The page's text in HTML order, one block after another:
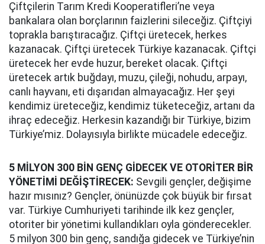
Çiftçilerin Tarım Kredi Kooperatifleri’ne veya
bankalara olan borçlarının faizlerini sileceğiz. Çiftçiyi
toprakla barıştıracağız. Çiftçi üretecek, herkes
kazanacak. Çiftçi üretecek Türkiye kazanacak. Çiftçi
üretecek her evde huzur, bereket olacak. Çiftçi
üretecek artık buğdayı, muzu, çileği, nohudu, arpayı,
canlı hayvanı, eti dışarıdan almayacağız. Her şeyi
kendimiz üreteceğiz, kendimiz tüketeceğiz, artanı da
ihraç edeceğiz. Herkesin kazandığı bir Türkiye, bizim
Türkiye’miz. Dolayısıyla birlikte mücadele edeceğiz.
5 MİLYON 300 BİN GENÇ GİDECEK VE OTORİTER BİR
YÖNETİMİ DEĞİŞTİRECEK: Sevgili gençler, değişime
hazır mısınız? Gençler, önünüzde çok büyük bir fırsat
var. Türkiye Cumhuriyeti tarihinde ilk kez gençler,
otoriter bir yönetimi kullandıkları oyla gönderecekler.
5 milyon 300 bin genç, sandığa gidecek ve Türkiye’nin